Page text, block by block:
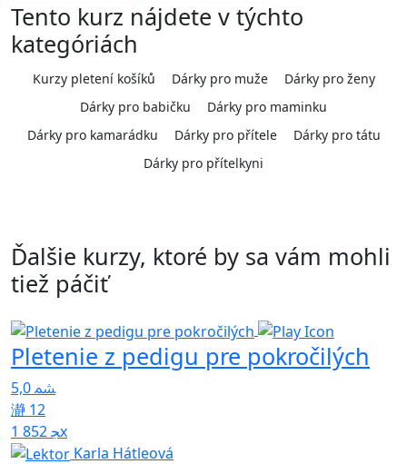
Tento kurz nájdete v týchto
kategóriách
Kurzy pletení košíků Dárky pro muže
Dárky pro ženy
Dárky pro babičku
Dárky pro maminku
Dárky pro kamarádku
Dárky pro přítele
Dárky pro tátu
Dárky pro přítelkyni
Ďalšie kurzy, ktoré by sa vám mohli
tiež páčiť
Pletenie z pedigu pre pokročilých
5,0
12
1 852x
Karla Hátleová